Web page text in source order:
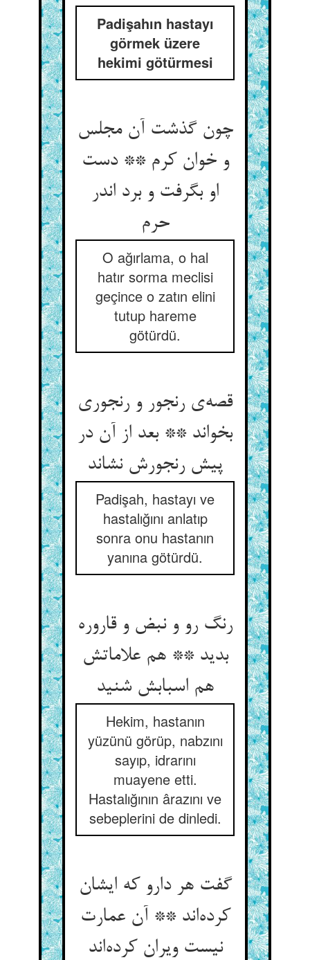
Padişahın hastayı
görmek üzere
hekimi götürmesi
چون گذشت آن مجلس
و خوان کرم ** دست
او بگرفت و برد اندر
حرم‌‌
O ağırlama, o hal
hatır sorma meclisi
geçince o zatın elini
tutup hareme
götürdü.
قصه‌‌ی رنجور و رنجوری
بخواند ** بعد از آن در
پیش رنجورش نشاند
Padişah, hastayı ve
hastalığını anlatıp
sonra onu hastanın
yanına götürdü.
رنگ رو و نبض و قاروره
بدید ** هم علاماتش
هم اسبابش شنید
Hekim, hastanın
yüzünü görüp, nabzını
sayıp, idrarını
muayene etti.
Hastalığının ârazını ve
sebeplerini de dinledi.
گفت هر دارو که ایشان
کرده‌‌اند ** آن عمارت
نیست ویران کرده‌‌اند